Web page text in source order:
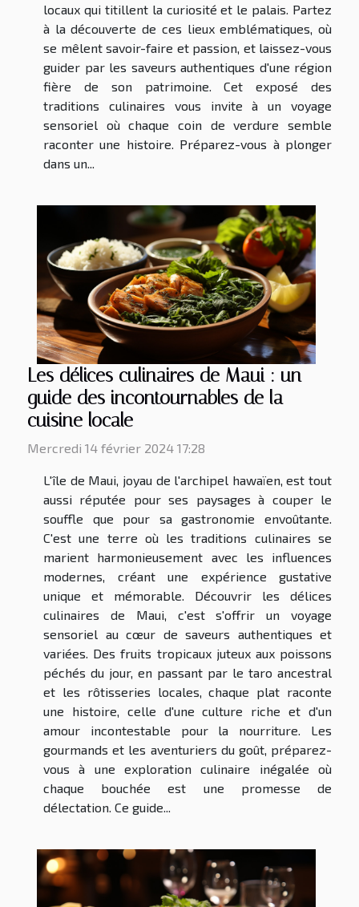
locaux qui titillent la curiosité et le palais. Partez
à la découverte de ces lieux emblématiques, où
se mêlent savoir-faire et passion, et laissez-vous
guider par les saveurs authentiques d'une région
fière de son patrimoine. Cet exposé des
traditions culinaires vous invite à un voyage
sensoriel où chaque coin de verdure semble
raconter une histoire. Préparez-vous à plonger
dans un...
Les délices culinaires de Maui : un
guide des incontournables de la
cuisine locale
Mercredi 14 février 2024 17:28
L'île de Maui, joyau de l'archipel hawaïen, est tout
aussi réputée pour ses paysages à couper le
souffle que pour sa gastronomie envoûtante.
C'est une terre où les traditions culinaires se
marient harmonieusement avec les influences
modernes, créant une expérience gustative
unique et mémorable. Découvrir les délices
culinaires de Maui, c'est s'offrir un voyage
sensoriel au cœur de saveurs authentiques et
variées. Des fruits tropicaux juteux aux poissons
péchés du jour, en passant par le taro ancestral
et les rôtisseries locales, chaque plat raconte
une histoire, celle d'une culture riche et d'un
amour incontestable pour la nourriture. Les
gourmands et les aventuriers du goût, préparez-
vous à une exploration culinaire inégalée où
chaque bouchée est une promesse de
délectation. Ce guide...